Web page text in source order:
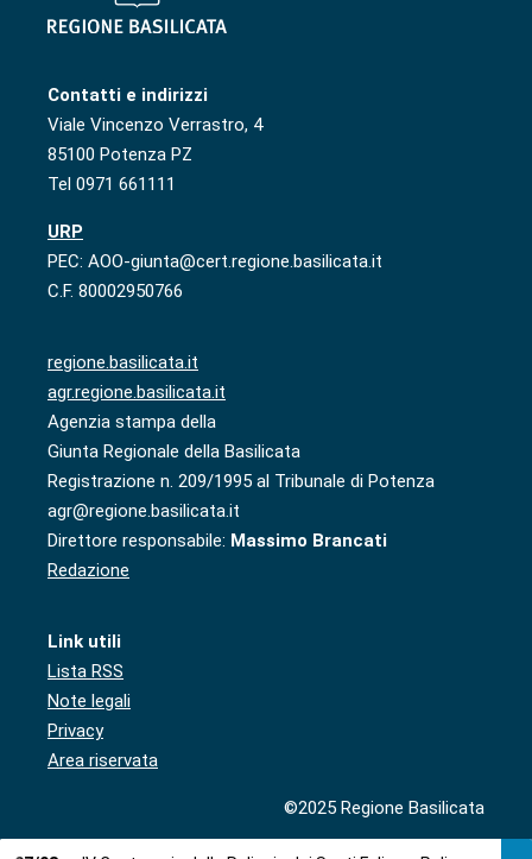
Contatti e indirizzi
Viale Vincenzo Verrastro, 4
85100 Potenza PZ
Tel 0971 661111
URP
PEC: AOO-giunta@cert.regione.basilicata.it
C.F. 80002950766
regione.basilicata.it
agr.regione.basilicata.it
Agenzia stampa della
Giunta Regionale della Basilicata
Registrazione n. 209/1995 al Tribunale di Potenza
agr@regione.basilicata.it
Direttore responsabile: Massimo Brancati
Redazione
Link utili
Lista RSS
Note legali
Privacy
Area riservata
©2025 Regione Basilicata